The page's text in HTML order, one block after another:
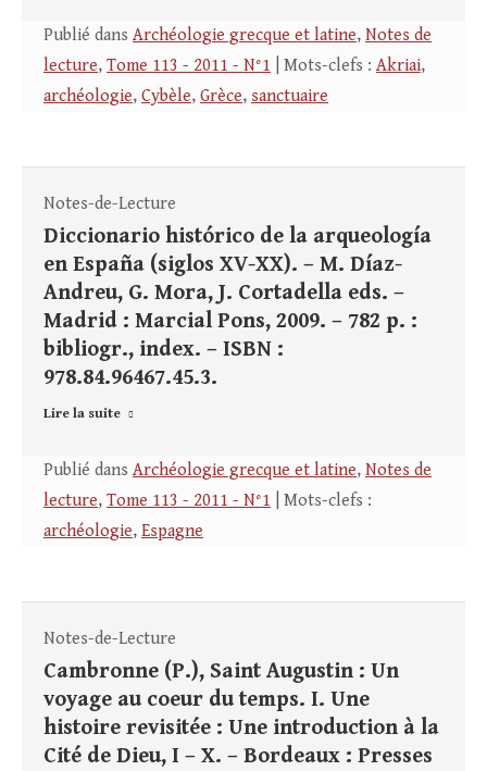
Publié dans Archéologie grecque et latine, Notes de
lecture, Tome 113 - 2011 - N°1 | Mots-clefs : Akriai,
archéologie, Cybèle, Grèce, sanctuaire
Notes-de-Lecture
Diccionario histórico de la arqueología
en España (siglos XV-XX). – M. Díaz-
Andreu, G. Mora, J. Cortadella eds. –
Madrid : Marcial Pons, 2009. – 782 p. :
bibliogr., index. – ISBN :
978.84.96467.45.3.
Lire la suite
Publié dans Archéologie grecque et latine, Notes de
lecture, Tome 113 - 2011 - N°1 | Mots-clefs :
archéologie, Espagne
Notes-de-Lecture
Cambronne (P.), Saint Augustin : Un
voyage au coeur du temps. I. Une
histoire revisitée : Une introduction à la
Cité de Dieu, I – X. – Bordeaux : Presses